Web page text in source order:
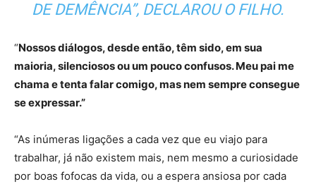
DE DEMÊNCIA”, DECLAROU O FILHO.
“Nossos diálogos, desde então, têm sido, em sua
maioria, silenciosos ou um pouco confusos. Meu pai me
chama e tenta falar comigo, mas nem sempre consegue
se expressar.”
“As inúmeras ligações a cada vez que eu viajo para
trabalhar, já não existem mais, nem mesmo a curiosidade
por boas fofocas da vida, ou a espera ansiosa por cada